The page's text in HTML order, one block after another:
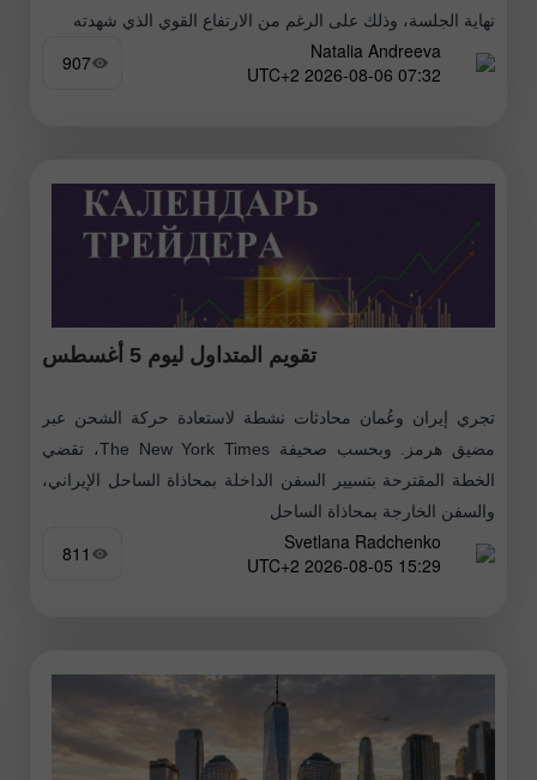
نهاية الجلسة، وذلك على الرغم من الارتفاع القوي الذي شهدته
Natalia Andreeva
07:32 2026-08-06 UTC+2
907
تقويم المتداول ليوم 5 أغسطس
تجري إيران وعُمان محادثات نشطة لاستعادة حركة الشحن عبر
مضيق هرمز. وبحسب صحيفة The New York Times، تقضي
الخطة المقترحة بتسيير السفن الداخلة بمحاذاة الساحل الإيراني،
والسفن الخارجة بمحاذاة الساحل
Svetlana Radchenko
15:29 2026-08-05 UTC+2
811